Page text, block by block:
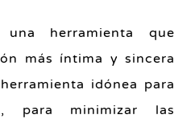
herramienta que
más íntima y sincera
idónea para
para minimizar las